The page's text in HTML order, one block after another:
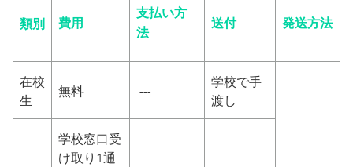
類別 費用
支払い方
法
送付 発送方法
在校
生
無料 ---
学校で手
渡し
学校窓口受
け取り1通